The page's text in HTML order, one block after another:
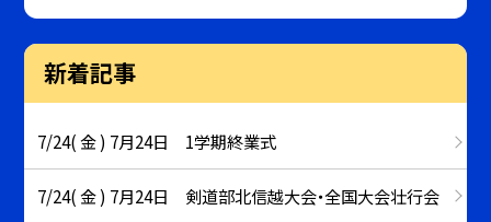
新着記事
7/24( 金 ) 7月24日 1学期終業式
7/24( 金 ) 7月24日 剣道部北信越大会・全国大会壮行会